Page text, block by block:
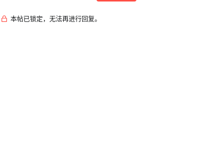
本帖已锁定，无法再进行回复。